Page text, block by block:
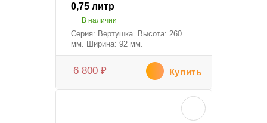
0,75 литр
В наличии
Серия: Вертушка. Высота: 260
мм. Ширина: 92 мм.
6 800 ₽ Купить